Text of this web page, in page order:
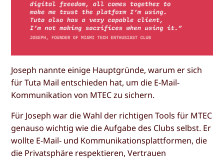
Joseph nannte einige Hauptgründe, warum er sich
für Tuta Mail entschieden hat, um die E-Mail-
Kommunikation von MTEC zu sichern.
Für Joseph war die Wahl der richtigen Tools für MTEC
genauso wichtig wie die Aufgabe des Clubs selbst. Er
wollte E-Mail- und Kommunikationsplattformen, die
die Privatsphäre respektieren, Vertrauen